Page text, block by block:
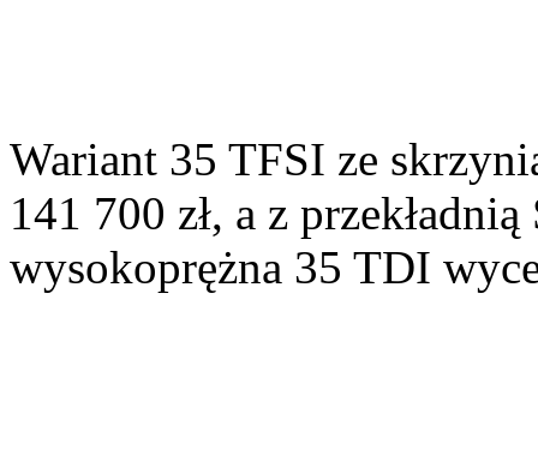
Wariant 35 TFSI ze
141 700 zł, a z
wysokoprężna 35 TDI